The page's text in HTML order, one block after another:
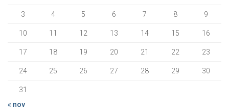
3 4 5 6 7 8 9
10 11 12 13 14 15 16
17 18 19 20 21 22 23
24 25 26 27 28 29 30
31
« nov